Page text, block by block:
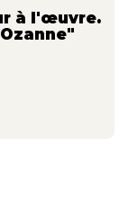
à l'œuvre.